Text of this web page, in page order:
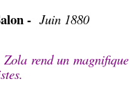
- Juin 1880
rend un magnifique